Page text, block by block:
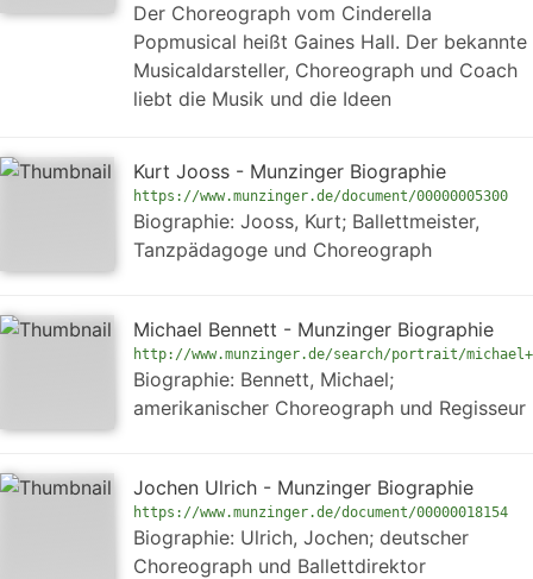
Der Choreograph vom Cinderella
Popmusical heißt Gaines Hall. Der bekannte
Musicaldarsteller, Choreograph und Coach
liebt die Musik und die Ideen
Kurt Jooss - Munzinger Biographie
https://www.munzinger.de/document/00000005300
Biographie: Jooss, Kurt; Ballettmeister,
Tanzpädagoge und Choreograph
Michael Bennett - Munzinger Biographie
http://www.munzinger.de/search/portrait/
Biographie: Bennett, Michael;
amerikanischer Choreograph und Regisseur
Jochen Ulrich - Munzinger Biographie
https://www.munzinger.de/document/00000018154
Biographie: Ulrich, Jochen; deutscher
Choreograph und Ballettdirektor